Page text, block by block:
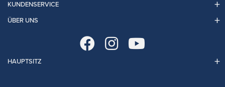
KUNDENSERVICE
ÜBER UNS
HAUPTSITZ